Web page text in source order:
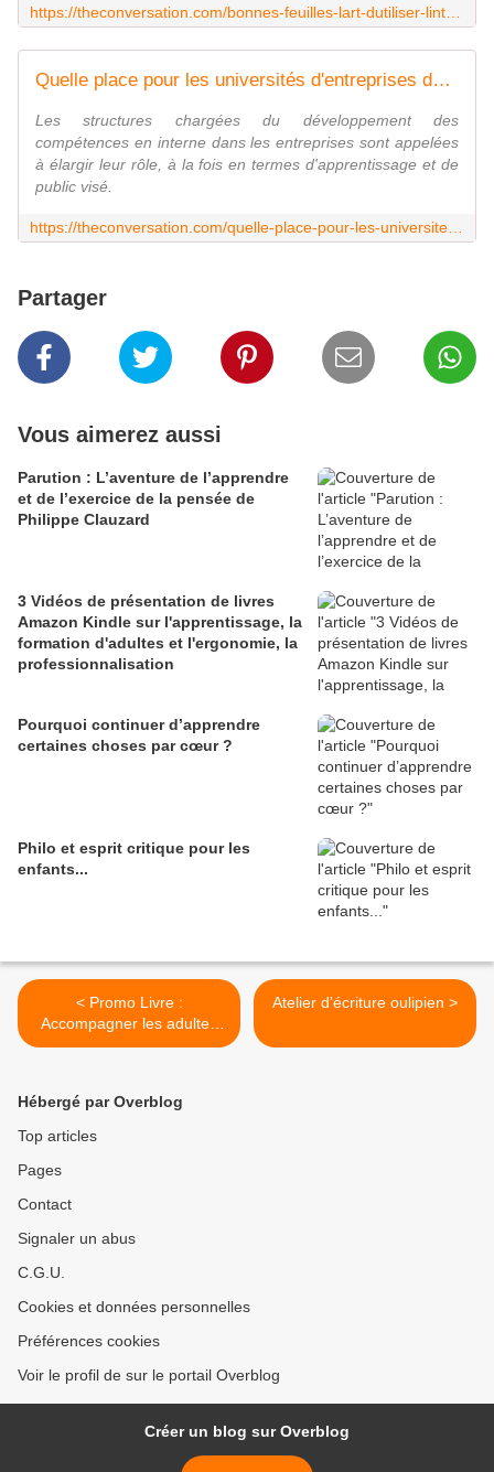
Quelle place pour les universités d'entreprises dans le paysage éducatif de demain ?
Les structures chargées du développement des
compétences en interne dans les entreprises sont appelées
à élargir leur rôle, à la fois en termes d'apprentissage et de
public visé.
Partager
Vous aimerez aussi
Parution : L’aventure de l’apprendre
et de l’exercice de la pensée de
Philippe Clauzard
3 Vidéos de présentation de livres
Amazon Kindle sur l'apprentissage, la
formation d'adultes et l'ergonomie, la
professionnalisation
Pourquoi continuer d’apprendre
certaines choses par cœur ?
Philo et esprit critique pour les
enfants...
< Promo Livre :
Accompagner les adultes
en formation Ebook
Atelier d'écriture oulipien >
Hébergé par Overblog
Top articles
Pages
Contact
Signaler un abus
C.G.U.
Cookies et données personnelles
Préférences cookies
Voir le profil de sur le portail Overblog
Créer un blog sur Overblog